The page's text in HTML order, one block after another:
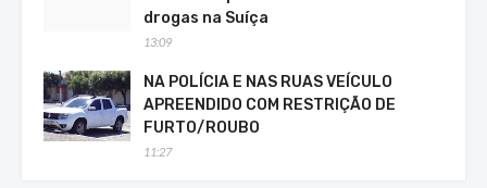
drogas na Suíça
13:09
NA POLÍCIA E NAS RUAS VEÍCULO
APREENDIDO COM RESTRIÇÃO DE
FURTO/ROUBO
11:27